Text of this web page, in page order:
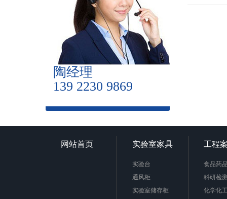
陶经理
139 2230 9869
网站首页 实验室家具
实验台
通风柜
实验室储存柜
工程
食品药
科研检
化学化